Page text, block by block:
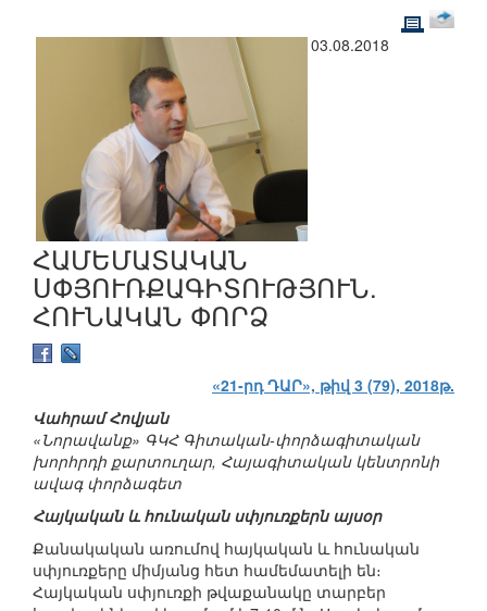
03.08.2018
ՀԱՄԵՄԱՏԱԿԱՆ
ՍՓՅՈՒՌՔԱԳԻՏՈՒԹՅՈՒՆ.
ՀՈՒՆԱԿԱՆ ՓՈՐՁ
«21-րդ ԴԱՐ», թիվ 3 (79), 2018թ.
Վահրամ Հովյան
«Նորավանք» ԳԿՀ Գիտական-փորձագիտական
խորհրդի քարտուղար, Հայագիտական կենտրոնի
ավագ փորձագետ
Հայկական և հունական սփյուռքերն այսօր
Քանակական առումով հայկական և հունական
սփյուռքերը միմյանց հետ համեմատելի են։
Հայկական սփյուռքի թվաքանակը տարբեր